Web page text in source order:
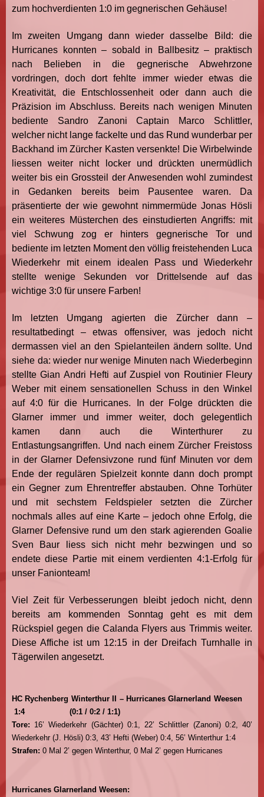
zum hochverdienten 1:0 im gegnerischen Gehäuse!
Im zweiten Umgang dann wieder dasselbe Bild: die
Hurricanes konnten – sobald in Ballbesitz – praktisch
nach Belieben in die gegnerische Abwehrzone
vordringen, doch dort fehlte immer wieder etwas die
Kreativität, die Entschlossenheit oder dann auch die
Präzision im Abschluss. Bereits nach wenigen Minuten
bediente Sandro Zanoni Captain Marco Schlittler,
welcher nicht lange fackelte und das Rund wunderbar per
Backhand im Zürcher Kasten versenkte! Die Wirbelwinde
liessen weiter nicht locker und drückten unermüdlich
weiter bis ein Grossteil der Anwesenden wohl zumindest
in Gedanken bereits beim Pausentee waren. Da
präsentierte der wie gewohnt nimmermüde Jonas Hösli
ein weiteres Müsterchen des einstudierten Angriffs: mit
viel Schwung zog er hinters gegnerische Tor und
bediente im letzten Moment den völlig freistehenden Luca
Wiederkehr mit einem idealen Pass und Wiederkehr
stellte wenige Sekunden vor Drittelsende auf das
wichtige 3:0 für unsere Farben!
Im letzten Umgang agierten die Zürcher dann –
resultatbedingt – etwas offensiver, was jedoch nicht
dermassen viel an den Spielanteilen ändern sollte. Und
siehe da: wieder nur wenige Minuten nach Wiederbeginn
stellte Gian Andri Hefti auf Zuspiel von Routinier Fleury
Weber mit einem sensationellen Schuss in den Winkel
auf 4:0 für die Hurricanes. In der Folge drückten die
Glarner immer und immer weiter, doch gelegentlich
kamen dann auch die Winterthurer zu
Entlastungsangriffen. Und nach einem Zürcher Freistoss
in der Glarner Defensivzone rund fünf Minuten vor dem
Ende der regulären Spielzeit konnte dann doch prompt
ein Gegner zum Ehrentreffer abstauben. Ohne Torhüter
und mit sechstem Feldspieler setzten die Zürcher
nochmals alles auf eine Karte – jedoch ohne Erfolg, die
Glarner Defensive rund um den stark agierenden Goalie
Sven Baur liess sich nicht mehr bezwingen und so
endete diese Partie mit einem verdienten 4:1-Erfolg für
unser Fanionteam!
Viel Zeit für Verbesserungen bleibt jedoch nicht, denn
bereits am kommenden Sonntag geht es mit dem
Rückspiel gegen die Calanda Flyers aus Trimmis weiter.
Diese Affiche ist um 12:15 in der Dreifach Turnhalle in
Tägerwilen angesetzt.
HC Rychenberg Winterthur II – Hurricanes Glarnerland Weesen
1:4
(0:1 / 0:2 / 1:1)
Tore: 16’ Wiederkehr (Gächter) 0:1, 22’ Schlittler (Zanoni) 0:2, 40’
Wiederkehr (J. Hösli) 0:3, 43’ Hefti (Weber) 0:4, 56’ Winterthur 1:4
Strafen: 0 Mal 2’ gegen Winterthur, 0 Mal 2’ gegen Hurricanes
Hurricanes Glarnerland Weesen: